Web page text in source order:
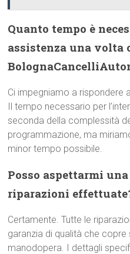
Quanto tempo è
assistenza una volta
Ci impegniamo a rispondere
Il tempo necessario per
seconda della complessità
programmazione, ma
minor tempo possibile.
Posso aspettarmi
riparazioni
Certamente. Tutte le
garanzia di qualità che
manodopera. I dettagli